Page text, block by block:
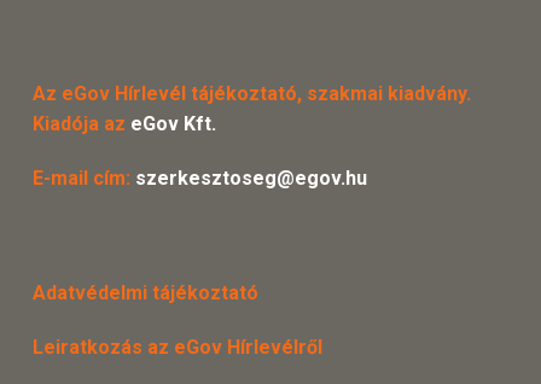
Az eGov Hírlevél tájékoztató, szakmai kiadvány.
Kiadója az eGov Kft.
E-mail cím: szerkesztoseg@egov.hu
Adatvédelmi tájékoztató
Leiratkozás az eGov Hírlevélről